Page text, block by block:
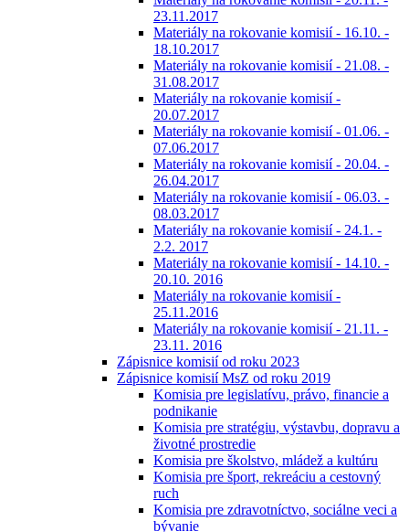
23.11.2017
Materiály na rokovanie komisií - 16.10. -
18.10.2017
Materiály na rokovanie komisií - 21.08. -
31.08.2017
Materiály na rokovanie komisií -
20.07.2017
Materiály na rokovanie komisií - 01.06. -
07.06.2017
Materiály na rokovanie komisií - 20.04. -
26.04.2017
Materiály na rokovanie komisií - 06.03. -
08.03.2017
Materiály na rokovanie komisií - 24.1. -
2.2. 2017
Materiály na rokovanie komisií - 14.10. -
20.10. 2016
Materiály na rokovanie komisií -
25.11.2016
Materiály na rokovanie komisií - 21.11. -
23.11. 2016
Zápisnice komisií od roku 2023
Zápisnice komisií MsZ od roku 2019
Komisia pre legislatívu, právo, financie a
podnikanie
Komisia pre stratégiu, výstavbu, dopravu a
životné prostredie
Komisia pre školstvo, mládež a kultúru
Komisia pre šport, rekreáciu a cestovný
ruch
Komisia pre zdravotníctvo, sociálne veci a
bývanie